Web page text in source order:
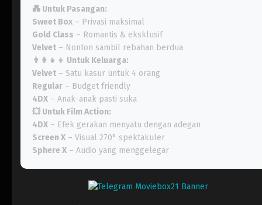
💑 Untuk Pasangan:
Sweet Box – Privasi maksimal
Gold Class – Romantis & eksklusif
Velvet – Nonton sambil rebahan berdua
👨‍👩‍👧‍👦 Untuk Keluarga:
Velvet – Satu kasur untuk 4 orang
Regular – Budget friendly
4DX – Anak-anak pasti suka
💥Untuk Film Action:
4DX – Efek gerakan menyatu dengan adegan
Screen X – Visual 270° spektakuler
Sphere X – Audio yang menggelegar